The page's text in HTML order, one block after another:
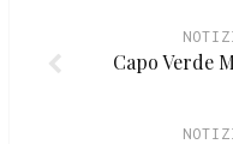
Capo Verde